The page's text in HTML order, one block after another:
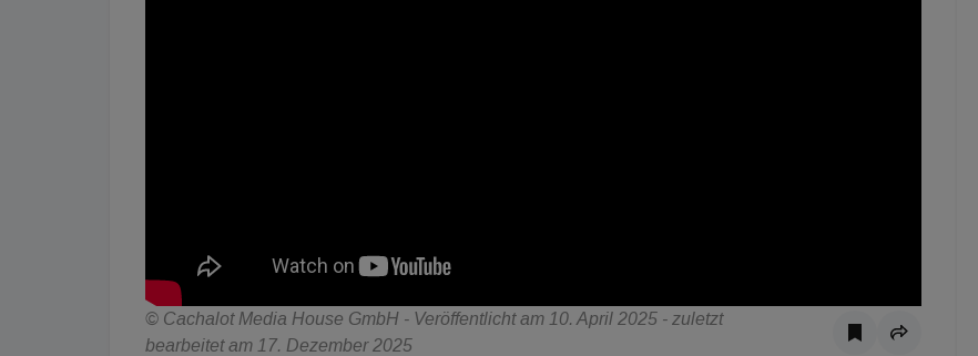
© Cachalot Media House GmbH - Veröffentlicht am 10. April 2025 - zuletzt
bearbeitet am 17. Dezember 2025